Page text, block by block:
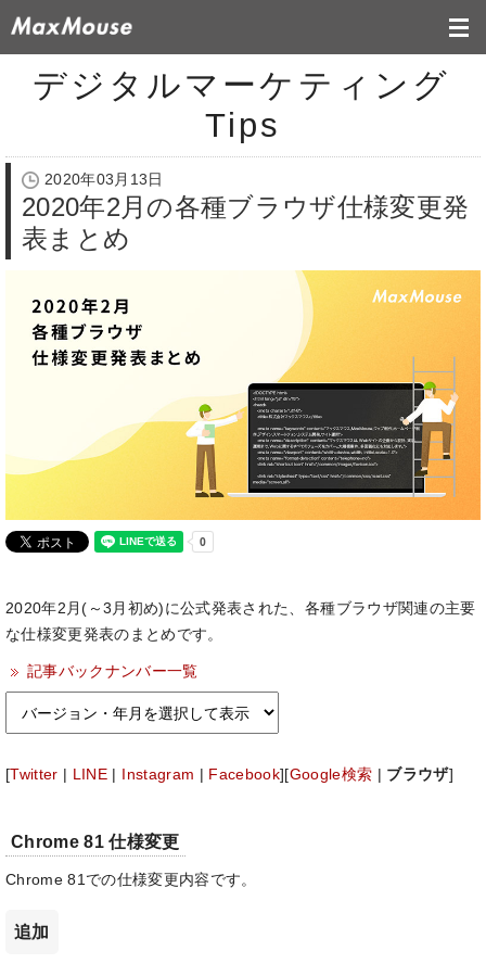
デジタルマーケティング
Tips
2020年03月13日
2020年2月の各種ブラウザ仕様変更発
表まとめ
2020年2月(～3月初め)に公式発表された、各種ブラウザ関連の主要
な仕様変更発表のまとめです。
記事バックナンバー一覧
[Twitter LINE Instagram Facebook][Google検索 ブラウザ]
Chrome 81 仕様変更
Chrome 81での仕様変更内容です。
追加